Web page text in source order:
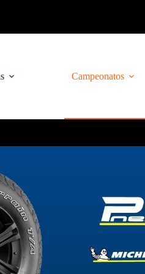
Campeonatos